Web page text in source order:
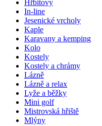
Hřbitovy
In-line
Jesenické vrcholy
Kaple
Karavany a kemping
Kolo
Kostely
Kostely a chrámy
Lázně
Lázně a relax
Lyže a běžky
Mini golf
Mistrovská hřiště
Mlýny